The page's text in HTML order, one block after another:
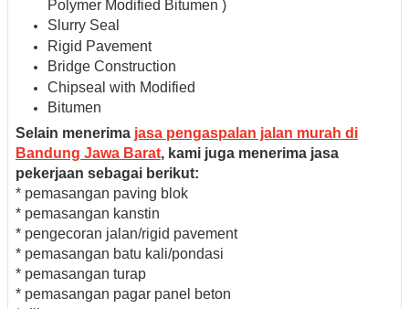
Polymer Modified Bitumen )
Slurry Seal
Rigid Pavement
Bridge Construction
Chipseal with Modified
Bitumen
Selain menerima jasa pengaspalan jalan murah di
Bandung Jawa Barat, kami juga menerima jasa
pekerjaan sebagai berikut:
* pemasangan paving blok
* pemasangan kanstin
* pengecoran jalan/rigid pavement
* pemasangan batu kali/pondasi
* pemasangan turap
* pemasangan pagar panel beton